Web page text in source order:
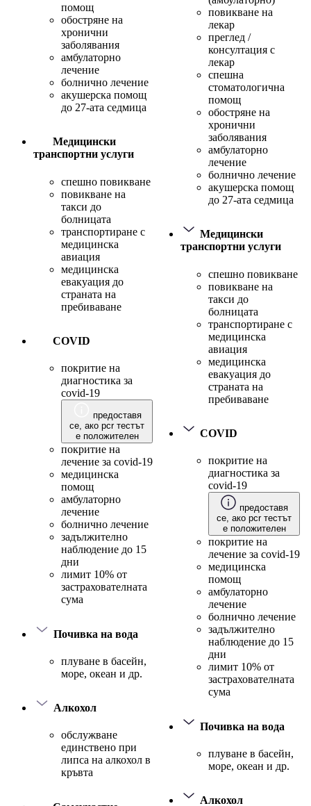
помощ
обостряне на
хронични
заболявания
амбулаторно
лечение
болнично лечение
акушерска помощ
до 27-ата седмица
Медицински
транспортни услуги
спешно повикване
повикване на
такси до
болницата
транспортиране с
медицинска
авиация
медицинска
евакуация до
страната на
пребиваване
COVID
покритие на
диагностика за
covid-19
предоставя
се, ако pcr тестът
е положителен
покритие на
лечение за covid-19
медицинска
помощ
амбулаторно
лечение
болнично лечение
задължително
наблюдение до 15
дни
лимит 10% от
застрахователната
сума
Почивка на вода
плуване в басейн,
море, океан и др.
Алкохол
обслужване
единствено при
липса на алкохол в
кръвта
повикване на
лекар
преглед /
консултация с
лекар
спешна
стоматологична
помощ
обостряне на
хронични
заболявания
амбулаторно
лечение
болнично лечение
акушерска помощ
до 27-ата седмица
Медицински
транспортни услуги
спешно повикване
повикване на
такси до
болницата
транспортиране с
медицинска
авиация
медицинска
евакуация до
страната на
пребиваване
COVID
покритие на
диагностика за
covid-19
предоставя
се, ако pcr тестът
е положителен
покритие на
лечение за covid-19
медицинска
помощ
амбулаторно
лечение
болнично лечение
задължително
наблюдение до 15
дни
лимит 10% от
застрахователната
сума
Почивка на вода
плуване в басейн,
море, океан и др.
Алкохол